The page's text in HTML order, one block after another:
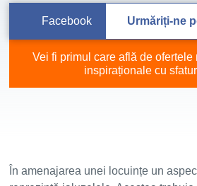
Facebook Urmăriți-ne
Vei fi primul care află de ofertele
inspiraționale cu
În amenajarea unei locuințe un